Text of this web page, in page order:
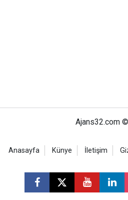
Ajans32.com
Anasayfa Künye İletişim